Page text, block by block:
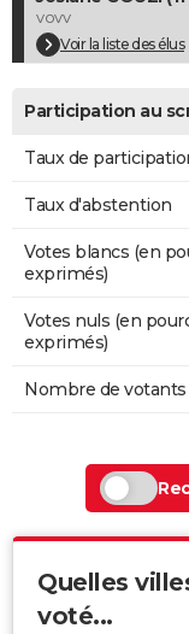
S'inscrire
Se connecter
Lycées
Collèges
Primaires
Universités
Entreprises
Service militaire
Avis de recherche
AVIS DE DÉCÈS
FORUM
vovv
Voir la liste des élus
Participation au
Taux de
Taux d'abstention
Votes blancs (en
exprimés)
Votes nuls (en
exprimés)
Nombre de votants
Quelles
voté...